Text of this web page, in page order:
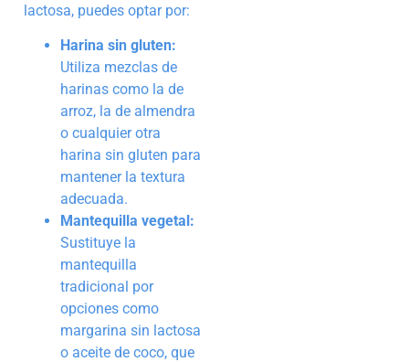
lactosa, puedes optar por:
Harina sin gluten:
Utiliza mezclas de
harinas como la de
arroz, la de almendra
o cualquier otra
harina sin gluten para
mantener la textura
adecuada.
Mantequilla vegetal:
Sustituye la
mantequilla
tradicional por
opciones como
margarina sin lactosa
o aceite de coco, que